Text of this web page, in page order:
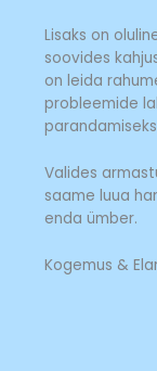
Lisaks on
soovides
on leida
probleemide
Valides
saame luua
enda ümber.
Kogemus &